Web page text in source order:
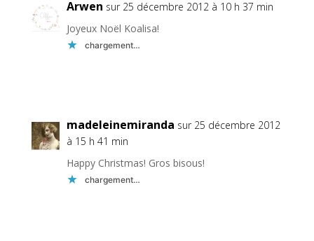
Arwen sur 25 décembre 2012 à 10 h 37 min
Joyeux Noël Koalisa!
chargement…
madeleinemiranda sur 25 décembre 2012
à 15 h 41 min
Happy Christmas! Gros bisous!
chargement…